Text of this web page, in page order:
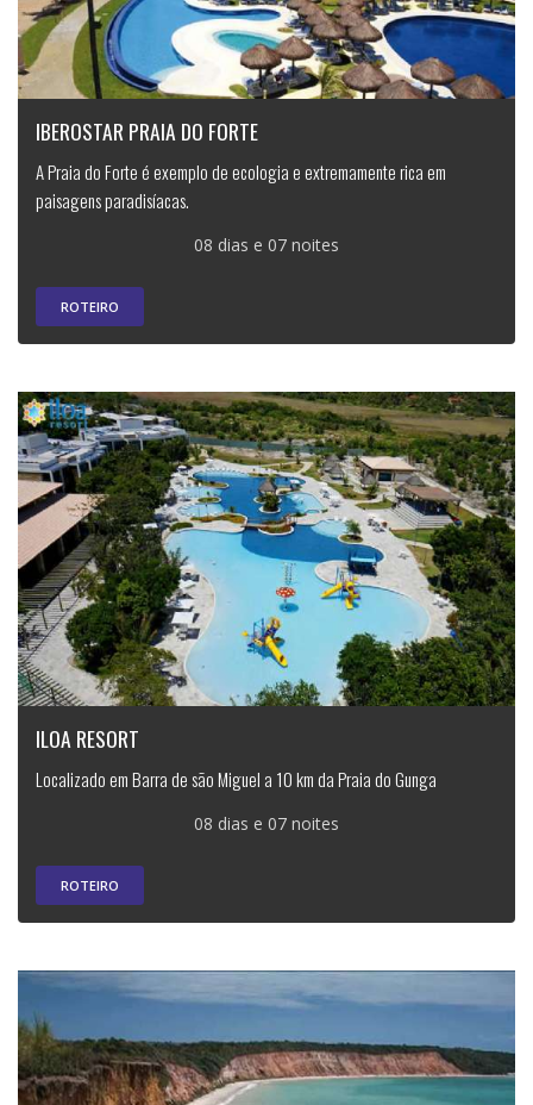
IBEROSTAR PRAIA DO FORTE
A Praia do Forte é exemplo de ecologia e extremamente rica em
paisagens paradisíacas.
08 dias e 07 noites
ROTEIRO
ILOA RESORT
Localizado em Barra de são Miguel a 10 km da Praia do Gunga
08 dias e 07 noites
ROTEIRO